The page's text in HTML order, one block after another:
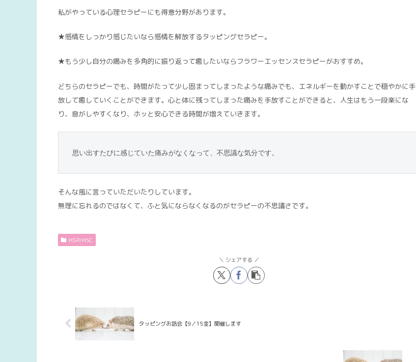
私がやっている心理セラピーにも得意分野があります。
★感情をしっかり感じたいなら感情を解放するタッピングセラピー。
★もう少し自分の痛みを多角的に振り返って癒したいならフラワーエッセンスセラピーがおすすめ。
どちらのセラピーでも、時間がたって少し固まってしまったような痛みでも、エネルギーを動かすことで穏やかに手
放して癒していくことができます。心と体に残ってしまった痛みを手放すことができると、人生はもう一段楽にな
り、息がしやすくなり、ホッと安心できる時間が増えていきます。
思い出すたびに感じていた痛みがなくなって、不思議な気分です。
そんな風に言っていただいたりしています。
無理に忘れるのではなくて、ふと気にならなくなるのがセラピーの不思議さです。
HSP/HSC
シェアする
タッピングお話会【9／15金】開催します